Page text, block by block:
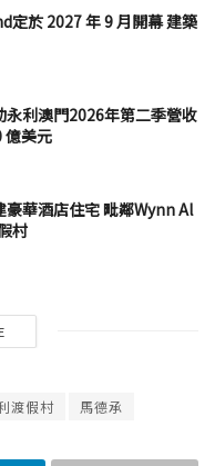
定於 2027 年 9 月開幕 建築
利澳門2026年第二季營收
億美元
華酒店住宅 毗鄰Wynn Al
村
渡假村 馬德承